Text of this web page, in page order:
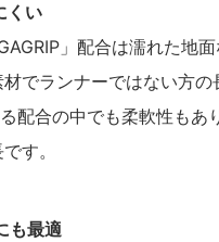
くい
」配合は濡れた地
でランナーではない方
配合の中でも柔軟性もあ
す。
も最適